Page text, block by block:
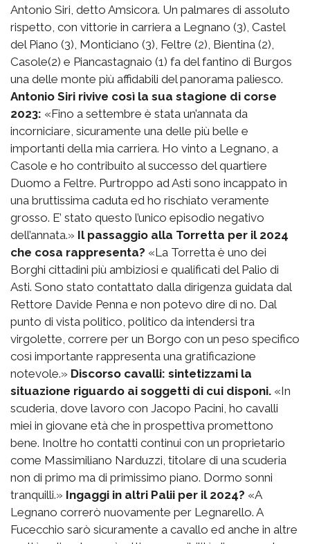
Antonio Siri, detto Amsicora. Un palmares di assoluto
rispetto, con vittorie in carriera a Legnano (3), Castel
del Piano (3), Monticiano (3), Feltre (2), Bientina (2),
Casole(2) e Piancastagnaio (1) fa del fantino di Burgos
una delle monte più affidabili del panorama paliesco.
Antonio Siri rivive così la sua stagione di corse
2023: «Fino a settembre è stata un’annata da
incorniciare, sicuramente una delle più belle e
importanti della mia carriera. Ho vinto a Legnano, a
Casole e ho contribuito al successo del quartiere
Duomo a Feltre. Purtroppo ad Asti sono incappato in
una bruttissima caduta ed ho rischiato veramente
grosso. E’ stato questo l’unico episodio negativo
dell’annata.» Il passaggio alla Torretta per il 2024
che cosa rappresenta? «La Torretta è uno dei
Borghi cittadini più ambiziosi e qualificati del Palio di
Asti. Sono stato contattato dalla dirigenza guidata dal
Rettore Davide Penna e non potevo dire di no. Dal
punto di vista politico, politico da intendersi tra
virgolette, correre per un Borgo con un peso specifico
così importante rappresenta una gratificazione
notevole.» Discorso cavalli: sintetizzami la
situazione riguardo ai soggetti di cui disponi. «In
scuderia, dove lavoro con Jacopo Pacini, ho cavalli
miei in giovane età che in prospettiva promettono
bene. Inoltre ho contatti continui con un proprietario
come Massimiliano Narduzzi, titolare di una scuderia
non di primo ma di primissimo piano. Dormo sonni
tranquilli.» Ingaggi in altri Palii per il 2024? «A
Legnano correrò nuovamente per Legnarello. A
Fucecchio sarò sicuramente a cavallo ed anche in altre